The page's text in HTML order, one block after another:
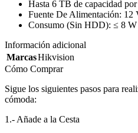
Hasta 6 TB de capacidad
Fuente De Alimentación: 12
Consumo (Sin HDD): ≤ 8 W
Información adicional
MarcasHikvision
Cómo Comprar
Sigue los siguientes pasos para
cómoda:
1.- Añade a la Cesta